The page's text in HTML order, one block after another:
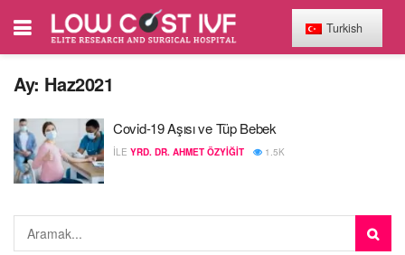
Ay: Haz2021
Covid-19 Aşısı ve Tüp Bebek
ILE YRD. DR. AHMET ÖZYIĞIT 1.5K
Turkish